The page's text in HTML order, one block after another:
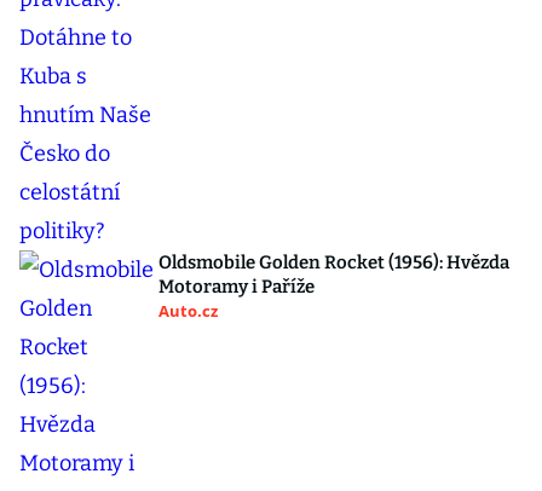
Oldsmobile Golden Rocket (1956): Hvězda
Motoramy i Paříže
Auto.cz